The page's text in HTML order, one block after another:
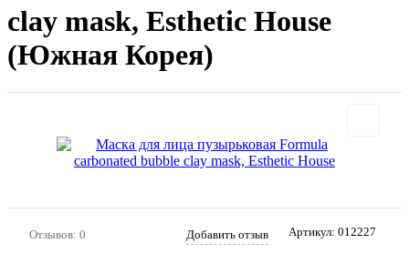
clay mask, Esthetic House
(Южная Корея)
Отзывов: 0 Добавить отзыв Артикул: 012227